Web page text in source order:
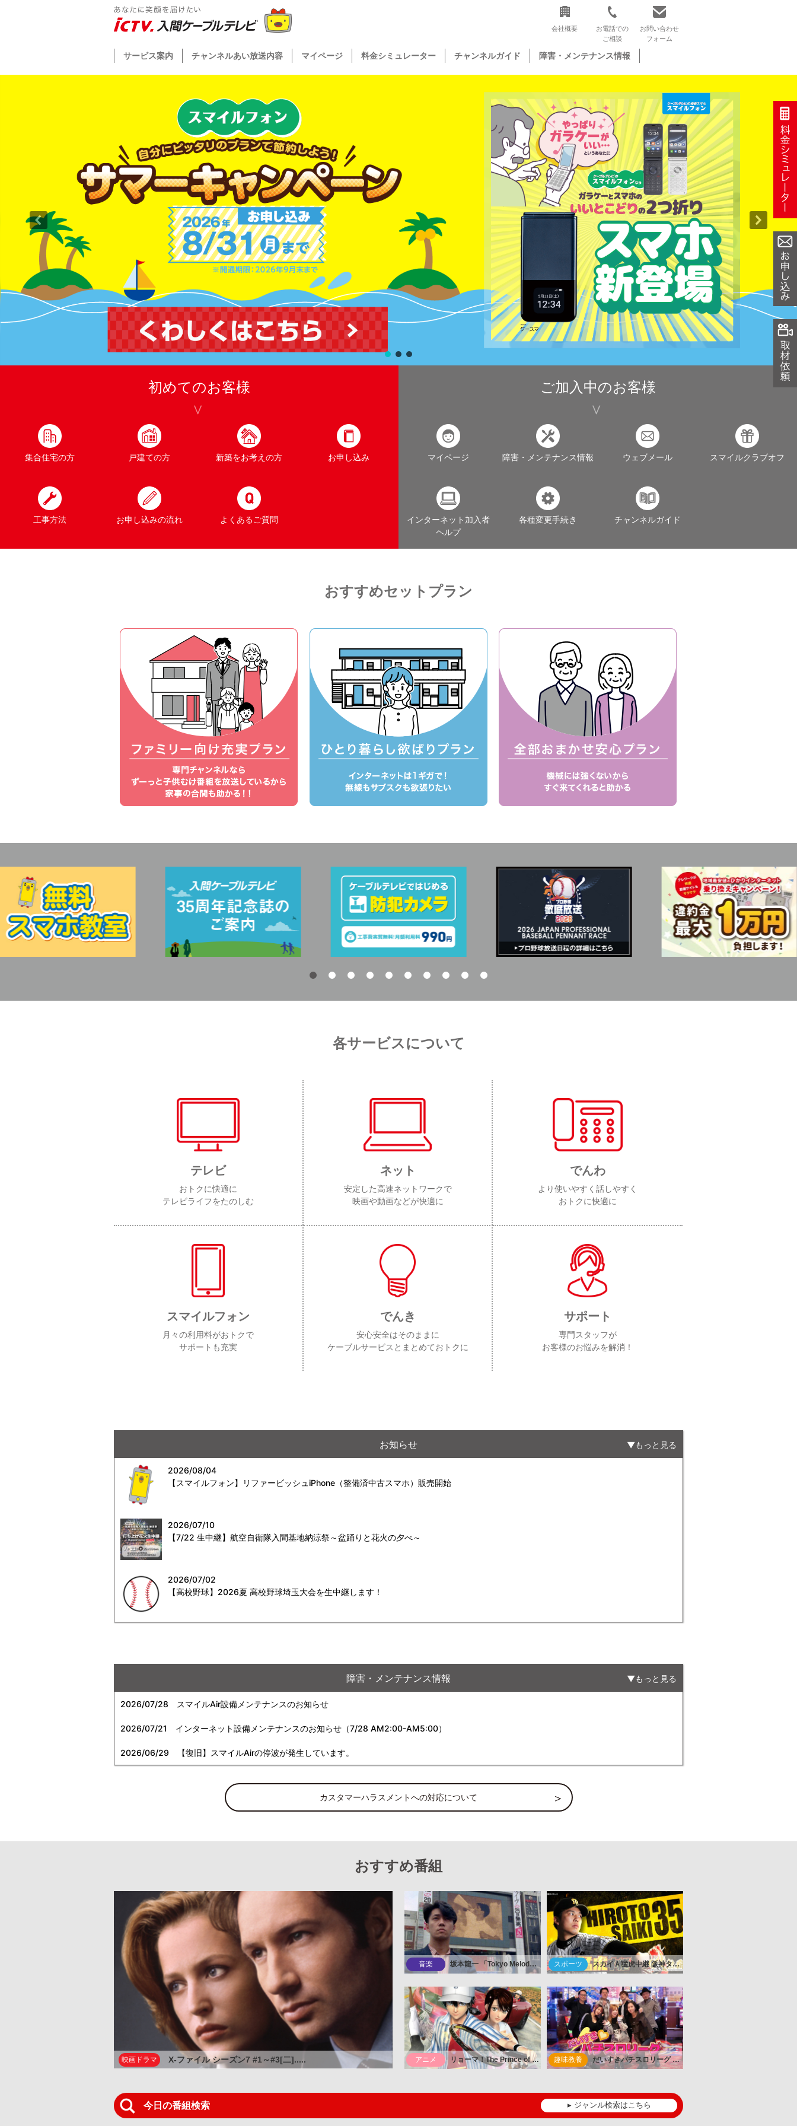
会社概要
お電話での
ご相談
お問い合わせ
フォーム
サービス案内 チャンネルあい放送内容 マイページ 料金シミュレーター チャンネルガイド 障害・メンテナンス情報
初めてのお客様
集合住宅の方 戸建ての方 新築をお考えの方 お申し込み
工事方法 お申し込みの流れ よくあるご質問
ご加入中のお客様
マイページ 障害・メンテナンス情報 ウェブメール スマイルクラブオフ
インターネット加入者
ヘルプ
各種変更手続き チャンネルガイド
おすすめセットプラン
各サービスについて
テレビ
おトクに快適に
テレビライフをたのしむ
ネット
安定した高速ネットワークで
映画や動画などが快適に
でんわ
より使いやすく話しやすく
おトクに快適に
スマイルフォン
月々の利用料がおトクで
サポートも充実
でんき
安心安全はそのままに
ケーブルサービスとまとめておトクに
サポート
専門スタッフが
お客様のお悩みを解消！
お知らせ もっと見る
2026/08/04
【スマイルフォン】リファービッシュiPhone（整備済中古スマホ）販売開始
2026/07/10
【7/22 生中継】航空自衛隊入間基地納涼祭～盆踊りと花火の夕べ～
2026/07/02
【高校野球】2026夏 高校野球埼玉大会を生中継します！
障害・メンテナンス情報 もっと見る
2026/07/28 スマイルAir設備メンテナンスのお知らせ
2026/07/21 インターネット設備メンテナンスのお知らせ（7/28 AM2:00-AM5:00）
2026/06/29 【復旧】スマイルAirの停波が発生しています。
カスタマーハラスメントへの対応について
おすすめ番組